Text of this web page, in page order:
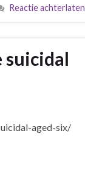
Reactie achterlaten
suicidal
aged-six/